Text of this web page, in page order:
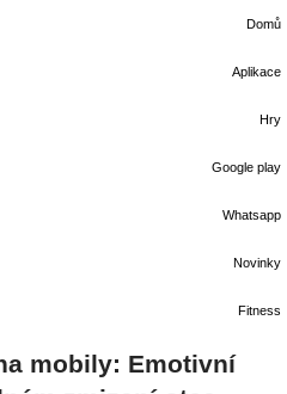
Domů
Aplikace
Hry
Google play
Whatsapp
Novinky
Fitness
mobily: Emotivní